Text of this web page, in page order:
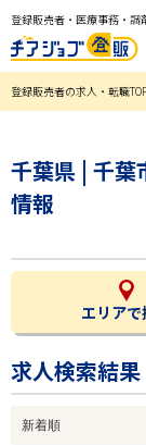
登録販売者・医療事務・調
登録販売者の求人・転職
千葉県 | 千葉
情報
エリアで
求人検索結果